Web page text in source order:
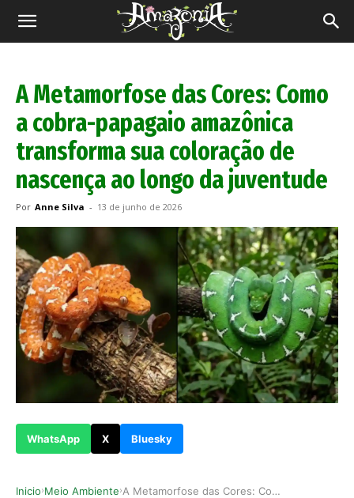
Revista
A Metamorfose das Cores: Como
a cobra-papagaio amazônica
transforma sua coloração de
nascença ao longo da juventude
Por Anne Silva - 13 de junho de 2026
WhatsApp X Bluesky
Inicio›Meio Ambiente› A Metamorfose das Cores: Como a cobra-papagaio …